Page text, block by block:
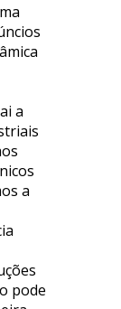
a
a
pode